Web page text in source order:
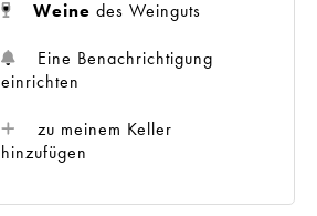
Weine des Weinguts
Eine Benachrichtigung
einrichten
zu meinem Keller
hinzufügen